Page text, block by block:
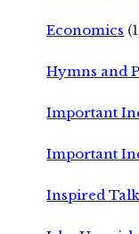
Economics
Hymns and
Important
Important
Inspired